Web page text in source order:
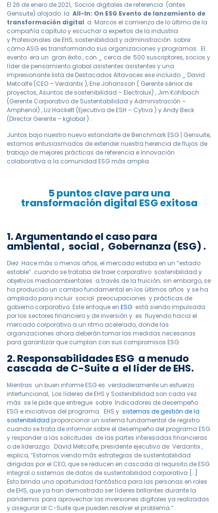
El 26 de enero de 2021, Socios digitales de referencia (antes
Gensuite) alojado laAll-In: On ESG Evento de lanzamiento de
transformación digital a Marcos el comienzo de lo último de la
compañía capítulo y escuchar a expertos de la industria
y Profesionales de EHS, sostenibilidad y administración sobre
cómo ASG es transformando sus organizaciones y programas . El
evento era un gran éxito , con _ cerca de 500 suscriptores, socios y
líder de pensamiento global asistentes asistentes y una
impresionante lista de Destacados Altavoces ese incluido _ David
Metcalfe (CEO – Verdantix ), Ene Johansson ( Gerente sénior de
proyectos, Asuntos de sostenibilidad – Electrolux) , Jim Kohlbach
(Gerente Corporativo de Sustentabilidad y Administración –
Amphenol) , Liz Hackett (Ejecutiva de ESH – Cytiva ) y Andy Beck
(Director Gerente – kglobal ) .
Juntos bajo nuestro nuevo estandarte de Benchmark ESG | Gensuite,
estamos entusiasmados de extender nuestra herencia de flujos de
trabajo de mejores prácticas de referencia e innovación
colaborativa a la comunidad ESG más amplia.
5 puntos clave para una
transformación digital ESG exitosa
1. Argumentando el caso para
ambiental , social , Gobernanza (ESG) .
Diez Hace más o menos años, el mercado estaba en un “estado
estable” cuando se trataba de traer corporativo sostenibilidad y
objetivos medioambientales a través de la fruición; sin embargo, se
ha producido un cambio fundamental en los últimos años y se ha
ampliado para incluir social preocupaciones y prácticas de
gobierno corporativo. Este enfoque enESG está siendo impulsada
por los sectores financiero y de inversión y es fluyendo hacia el
mercado corporativo a un ritmo acelerado, donde las
organizaciones ahora deberán tomar las medidas necesarias
para garantizar que cumplan con sus compromisos ESG.
2. Responsabilidades ESG a menudo
cascada de C-Suite a el líder de EHS.
Mientras un buen informe ESG es verdaderamente un esfuerzo
interfuncional, Los líderes de EHS y Sostenibilidad son cada vez
más se le pide que entregue sobre Indicadores de desempeño
ESG e iniciativas del programa. EHS ysistemas de gestión de la
sostenibilidad proporcionar un sistema fundamental de registro
cuando se trata de informar sobre el desempeño del programa ESG
y responder a las solicitudes de las partes interesadas financieras
o de liderazgo. David Metcalfe, presidente ejecutivo de Verdantix ,
explica, “Estamos viendo más estrategias de sustentabilidad
dirigidas por el CEO, que se reducen en cascada al requisito de ESG
integral o sistemas de datos de sustentabilidad corporativa […]
Esto brinda una oportunidad fantástica para las personas en roles
de EHS, que ya han demostrado ser líderes brillantes durante la
pandemia. para aprovechar las inversiones digitales ya realizadas
y asegurar al C-Suite que pueden resolver el problema.”